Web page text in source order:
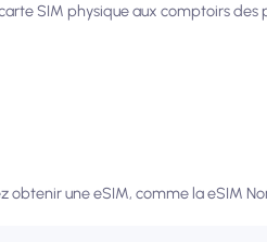
SIM physique aux comptoirs
obtenir une eSIM, comme la eSIM